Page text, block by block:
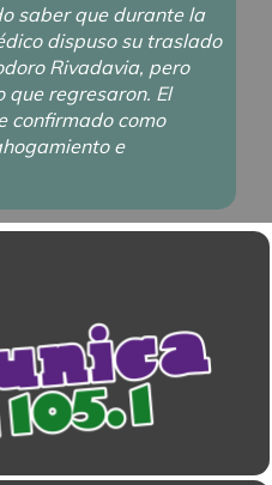
saber que durante la
dispuso su traslado
Rivadavia, pero
que regresaron. El
confirmado como
e